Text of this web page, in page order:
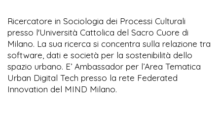
Ricercatore in Sociologia dei Processi Culturali
presso l'Università Cattolica del Sacro Cuore di
Milano. La sua ricerca si concentra sulla relazione tra
software, dati e società per la sostenibilità dello
spazio urbano. E’ Ambassador per l’Area Tematica
Urban Digital Tech presso la rete Federated
Innovation del MIND Milano.